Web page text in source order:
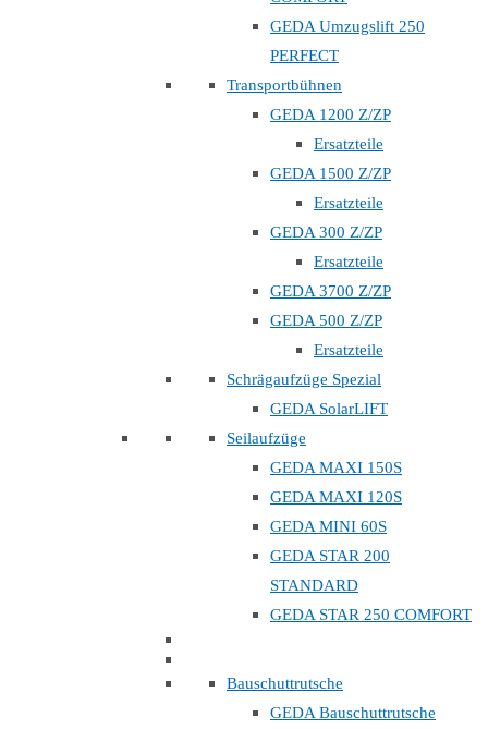
GEDA Umzugslift 250
PERFECT
Transportbühnen
GEDA 1200 Z/ZP
Ersatzteile
GEDA 1500 Z/ZP
Ersatzteile
GEDA 300 Z/ZP
Ersatzteile
GEDA 3700 Z/ZP
GEDA 500 Z/ZP
Ersatzteile
Schrägaufzüge Spezial
GEDA SolarLIFT
Seilaufzüge
GEDA MAXI 150S
GEDA MAXI 120S
GEDA MINI 60S
GEDA STAR 200
STANDARD
GEDA STAR 250 COMFORT
Bauschuttrutsche
GEDA Bauschuttrutsche